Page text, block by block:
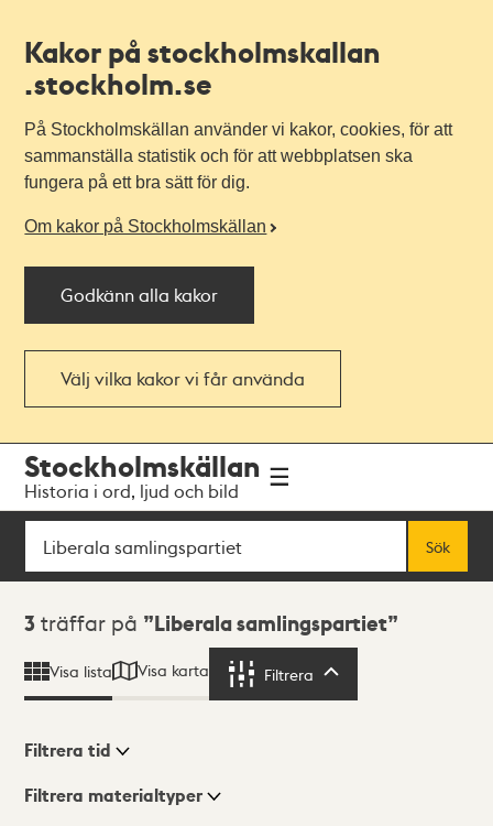
Kakor på stockholmskallan
.stockholm.se
På Stockholmskällan använder vi kakor, cookies, för att
sammanställa statistik och för att webbplatsen ska
fungera på ett bra sätt för dig.
Om kakor på Stockholmskällan
Godkänn alla kakor
Välj vilka kakor vi får använda
navigationen
huvudinnehållet
Stockholmskällan
Historia i ord, ljud och bild
Sök
Sök
Sökresultat
3 träffar på Liberala samlingspartiet
Visa lista Visa karta Filtrera
Visningsläge
Filtrera tid
Filtrera materialtyper